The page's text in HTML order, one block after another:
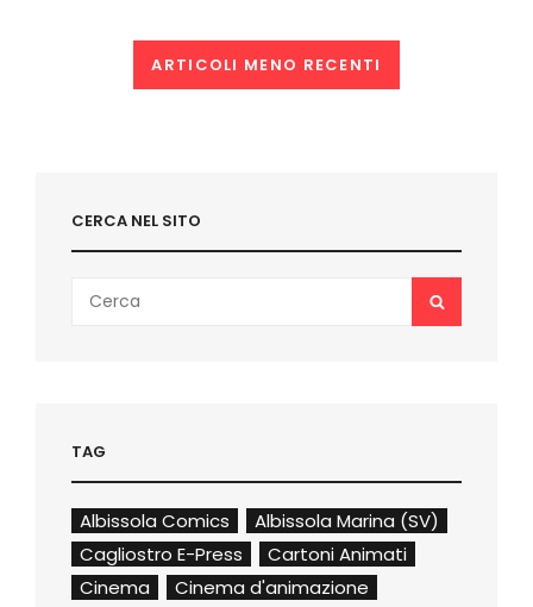
DI
MOVIE,
JAPAN
Navigazione
ARTICOLI MENO RECENTI
CERCA NEL SITO
Search
for:
SEARCH
TAG
Albissola Comics
Albissola Marina (SV)
Cagliostro E-Press
Cartoni Animati
Cinema
Cinema d'animazione